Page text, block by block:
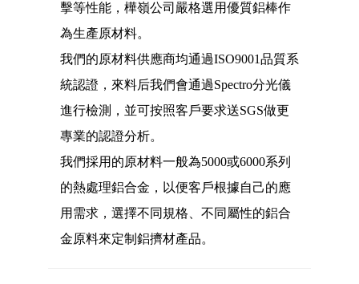
擊等性能，樺嶺公司嚴格選用優質鋁棒作
為生產原材料。
我們的原材料供應商均通過ISO9001品質系
統認證，來料后我們會通過Spectro分光儀
進行檢測，並可按照客戶要求送SGS做更
專業的認證分析。
我們採用的原材料一般為5000或6000系列
的熱處理鋁合金，以便客戶根據自己的應
用需求，選擇不同規格、不同屬性的鋁合
金原料來定制鋁擠材產品。